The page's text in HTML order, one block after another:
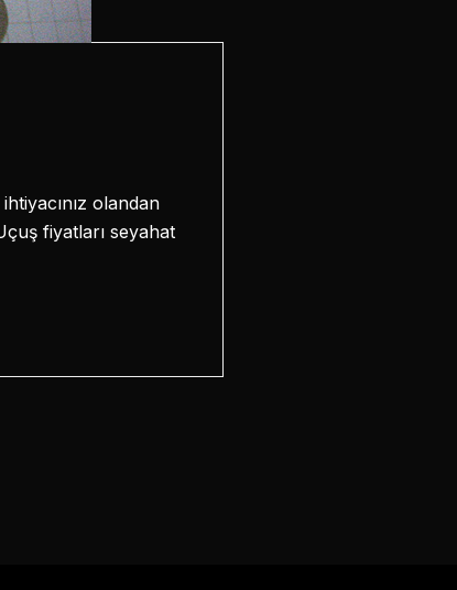
olandan
fiyatları seyahat